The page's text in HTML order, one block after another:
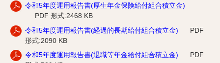
令和5年度運用報告書(厚生年金保険給付組合積立金)
PDF 形式:2468 KB
令和5年度運用報告書(経過的長期給付組合積立金)
PDF
形式:2090 KB
令和5年度運用報告書(退職等年金給付組合積立金)
PDF